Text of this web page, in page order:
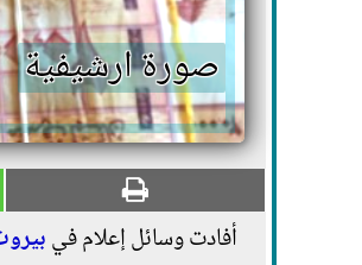
صورة ارشيفية
أفادت وسائل إعلام في